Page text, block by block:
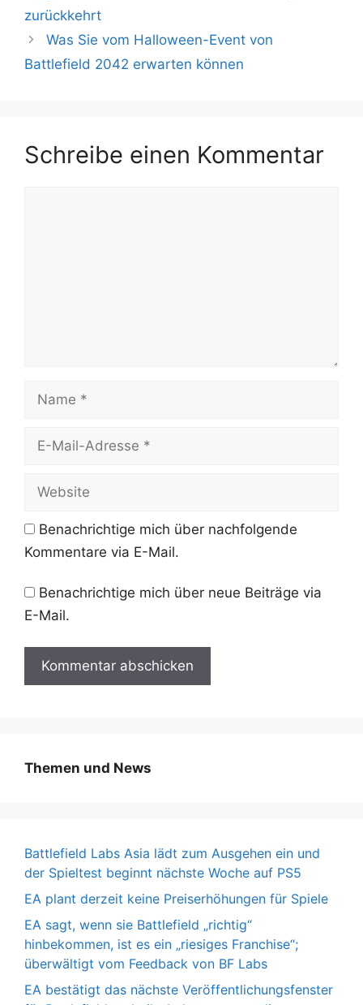
zurückkehrt
Was Sie vom Halloween-Event von
Battlefield 2042 erwarten können
Schreibe einen Kommentar
Mail-
Benachrichtige mich über nachfolgende
Kommentare via E-Mail.
Benachrichtige mich über neue Beiträge via
E-Mail.
Themen und News
Battlefield Labs Asia lädt zum Ausgehen ein und
der Spieltest beginnt nächste Woche auf PS5
EA plant derzeit keine Preiserhöhungen für Spiele
EA sagt, wenn sie Battlefield „richtig“
hinbekommen, ist es ein „riesiges Franchise“;
überwältigt vom Feedback von BF Labs
EA bestätigt das nächste Veröffentlichungsfenster